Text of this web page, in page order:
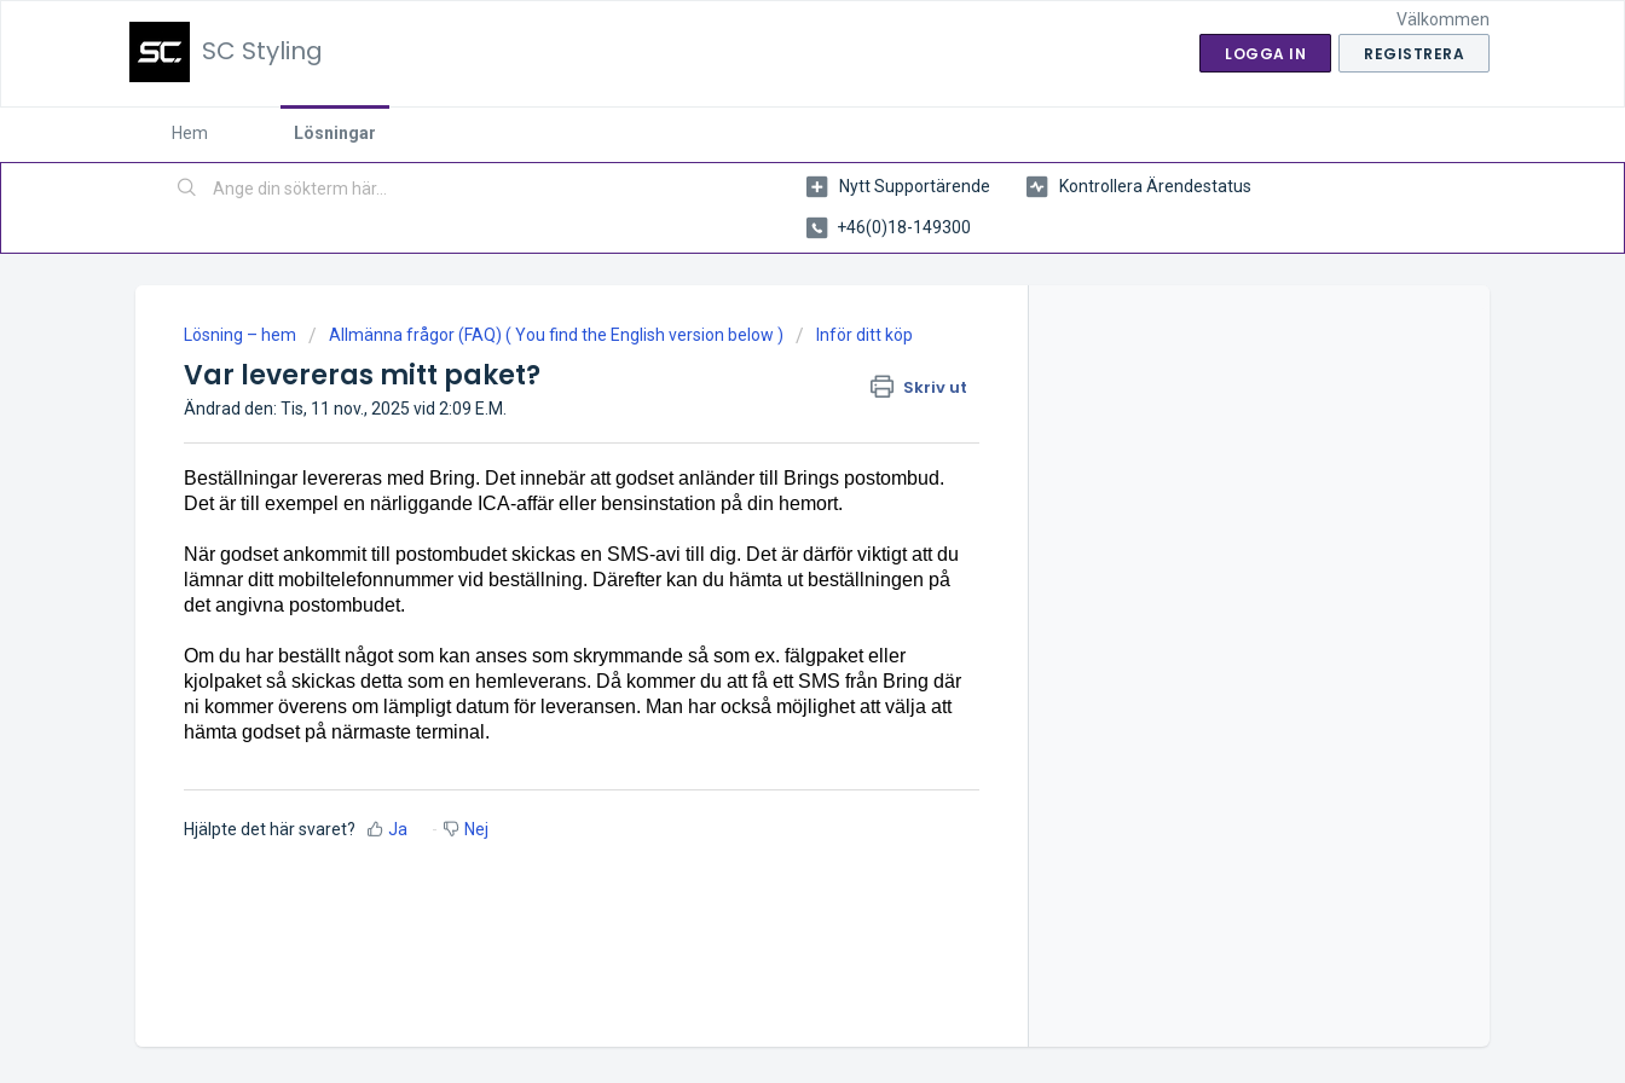
SC Styling
Välkommen
LOGGA IN REGISTRERA
Hem Lösningar
Nytt Supportärende Kontrollera Ärendestatus
+46(0)18-149300
Lösning – hem Allmänna frågor (FAQ) ( You find the English version below ) Inför ditt köp
Var levereras mitt paket? Skriv ut
Ändrad den: Tis, 11 nov., 2025 vid 2:09 E.M.
Beställningar levereras med Bring. Det innebär att godset anländer till Brings postombud.
Det är till exempel en närliggande ICA-affär eller bensinstation på din hemort.
När godset ankommit till postombudet skickas en SMS-avi till dig. Det är därför viktigt att du
lämnar ditt mobiltelefonnummer vid beställning. Därefter kan du hämta ut beställningen på
det angivna postombudet.
Om du har beställt något som kan anses som skrymmande så som ex. fälgpaket eller
kjolpaket så skickas detta som en hemleverans. Då kommer du att få ett SMS från Bring där
ni kommer överens om lämpligt datum för leveransen. Man har också möjlighet att välja att
hämta godset på närmaste terminal.
Hjälpte det här svaret? Ja Nej